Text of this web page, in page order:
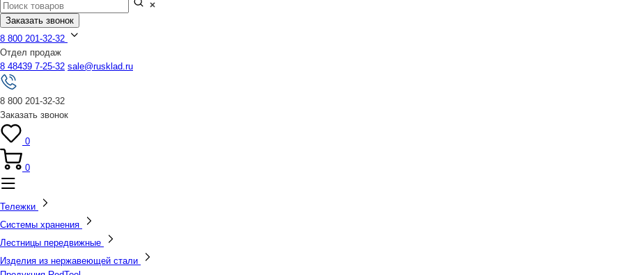
Заказать звонок
8 800 201-32-32
Отдел продаж
8 48439 7-25-32 sale@rusklad.ru
8 800 201-32-32
Заказать звонок
0
0
Тележки
Системы хранения
Лестницы передвижные
Изделия из нержавеющей стали